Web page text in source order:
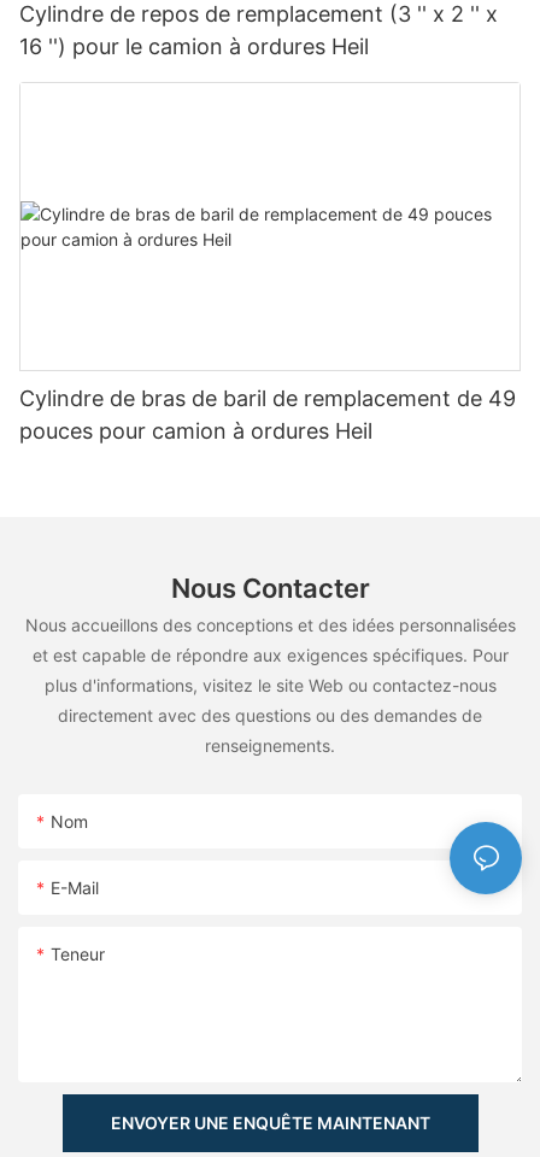
Cylindre de repos de remplacement (3 '' x 2 '' x
16 '') pour le camion à ordures Heil
Cylindre de bras de baril de remplacement de 49
pouces pour camion à ordures Heil
Nous Contacter
Nous accueillons des conceptions et des idées personnalisées
et est capable de répondre aux exigences spécifiques. Pour
plus d'informations, visitez le site Web ou contactez-nous
directement avec des questions ou des demandes de
renseignements.
Nom
E-Mail
Teneur
ENVOYER UNE ENQUÊTE MAINTENANT